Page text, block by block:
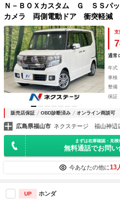
Ｎ－ＢＯＸカスタム Ｇ ＳＳパ
カメラ 両側電動ドア 衝突軽
コ ＨＩＤヘッド スマートキー
純正１４インチＡＷ Ｂｌｕｅｔ
生 地デジ
支
通常
年式
車検
整備
保証
販売店保証 OBD診断済み オンライン商談可
広島県福山市 ネクステージ 福山神辺
まずは在庫確認・見積
無料通話でお問い
今あなたの他に13
UP ホンダ